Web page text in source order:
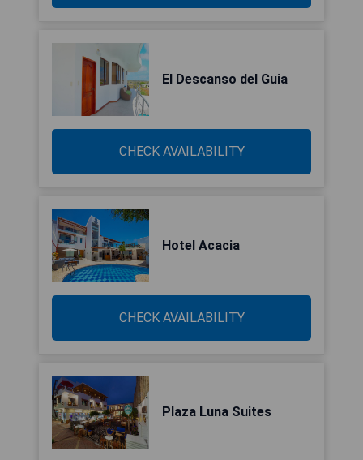
El Descanso del Guia
CHECK AVAILABILITY
Hotel Acacia
CHECK AVAILABILITY
Plaza Luna Suites